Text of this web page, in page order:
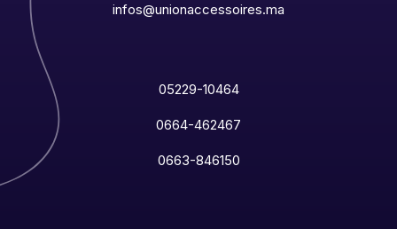
infos@unionaccessoires.ma
05229-10464
0664-462467
0663-846150